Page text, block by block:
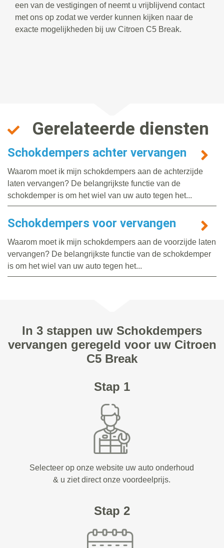
een van de vestigingen of neemt u vrijblijvend contact
met ons op zodat we verder kunnen kijken naar de
exacte mogelijkheden bij uw Citroen C5 Break.
Gerelateerde diensten
Schokdempers achter vervangen
Waarom moet ik mijn schokdempers aan de achterzijde
laten vervangen? De belangrijkste functie van de
schokdemper is om het wiel van uw auto tegen het...
Schokdempers voor vervangen
Waarom moet ik mijn schokdempers aan de voorzijde laten
vervangen? De belangrijkste functie van de schokdemper
is om het wiel van uw auto tegen het...
In 3 stappen uw Schokdempers
vervangen geregeld voor uw Citroen
C5 Break
Stap 1
Selecteer op onze website uw auto onderhoud
& u ziet direct onze voordeelprijs.
Stap 2